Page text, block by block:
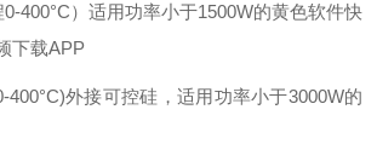
400°C）适用功率小于1500W的黄色软件快
下载APP
外接可控硅，适用功率小于3000W的